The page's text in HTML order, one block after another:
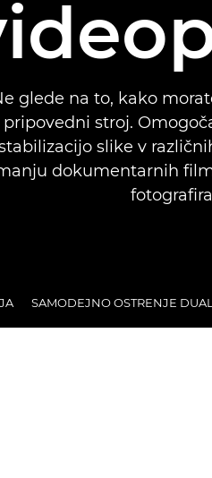
glede na to, kako
pripovedni stroj.
slike v
dokumentarnih
SAMODEJNO OSTRENJE